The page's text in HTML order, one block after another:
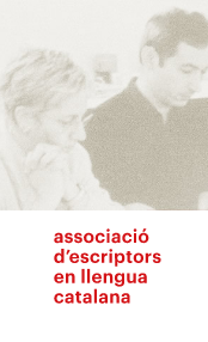
contingut